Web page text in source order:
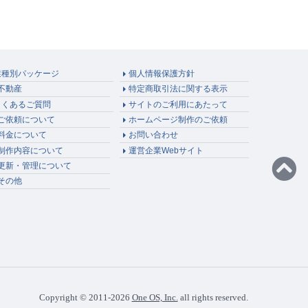
種別パッケージ
動産
くあるご質問
ご依頼について
金について
作内容について
新・管理について
の他
個人情報保護方針
特定商取引法に関する表示
サイトのご利用にあたって
ホームページ制作のご依頼
お問い合わせ
運営企業Webサイト
Copyright © 2011-2026 One OS, Inc. all rights reserved.